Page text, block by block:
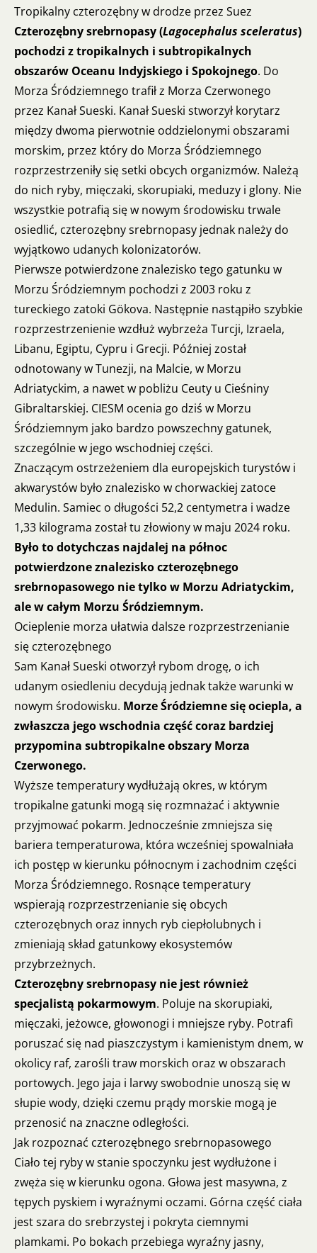
Tropikalny czterozębny w drodze przez Suez
Czterozębny srebrnopasy (Lagocephalus sceleratus)
pochodzi z tropikalnych i subtropikalnych
obszarów Oceanu Indyjskiego i Spokojnego. Do
Morza Śródziemnego trafił z Morza Czerwonego
przez Kanał Sueski. Kanał Sueski stworzył korytarz
między dwoma pierwotnie oddzielonymi obszarami
morskim, przez który do Morza Śródziemnego
rozprzestrzeniły się setki obcych organizmów. Należą
do nich ryby, mięczaki, skorupiaki, meduzy i glony. Nie
wszystkie potrafią się w nowym środowisku trwale
osiedlić, czterozębny srebrnopasy jednak należy do
wyjątkowo udanych kolonizatorów.
Pierwsze potwierdzone znalezisko tego gatunku w
Morzu Śródziemnym pochodzi z 2003 roku z
tureckiego zatoki Gökova. Następnie nastąpiło szybkie
rozprzestrzenienie wzdłuż wybrzeża Turcji, Izraela,
Libanu, Egiptu, Cypru i Grecji. Później został
odnotowany w Tunezji, na Malcie, w Morzu
Adriatyckim, a nawet w pobliżu Ceuty u Cieśniny
Gibraltarskiej. CIESM ocenia go dziś w Morzu
Śródziemnym jako bardzo powszechny gatunek,
szczególnie w jego wschodniej części.
Znaczącym ostrzeżeniem dla europejskich turystów i
akwarystów było znalezisko w chorwackiej zatoce
Medulin. Samiec o długości 52,2 centymetra i wadze
1,33 kilograma został tu złowiony w maju 2024 roku.
Było to dotychczas najdalej na północ
potwierdzone znalezisko czterozębnego
srebrnopasowego nie tylko w Morzu Adriatyckim,
ale w całym Morzu Śródziemnym.
Ocieplenie morza ułatwia dalsze rozprzestrzenianie
się czterozębnego
Sam Kanał Sueski otworzył rybom drogę, o ich
udanym osiedleniu decydują jednak także warunki w
nowym środowisku. Morze Śródziemne się ociepla, a
zwłaszcza jego wschodnia część coraz bardziej
przypomina subtropikalne obszary Morza
Czerwonego.
Wyższe temperatury wydłużają okres, w którym
tropikalne gatunki mogą się rozmnażać i aktywnie
przyjmować pokarm. Jednocześnie zmniejsza się
bariera temperaturowa, która wcześniej spowalniała
ich postęp w kierunku północnym i zachodnim części
Morza Śródziemnego. Rosnące temperatury
wspierają rozprzestrzenianie się obcych
czterozębnych oraz innych ryb ciepłolubnych i
zmieniają skład gatunkowy ekosystemów
przybrzeżnych.
Czterozębny srebrnopasy nie jest również
specjalistą pokarmowym. Poluje na skorupiaki,
mięczaki, jeżowce, głowonogi i mniejsze ryby. Potrafi
poruszać się nad piaszczystym i kamienistym dnem, w
okolicy raf, zarośli traw morskich oraz w obszarach
portowych. Jego jaja i larwy swobodnie unoszą się w
słupie wody, dzięki czemu prądy morskie mogą je
przenosić na znaczne odległości.
Jak rozpoznać czterozębnego srebrnopasowego
Ciało tej ryby w stanie spoczynku jest wydłużone i
zwęża się w kierunku ogona. Głowa jest masywna, z
tępych pyskiem i wyraźnymi oczami. Górna część ciała
jest szara do srebrzystej i pokryta ciemnymi
plamkami. Po bokach przebiega wyraźny jasny,